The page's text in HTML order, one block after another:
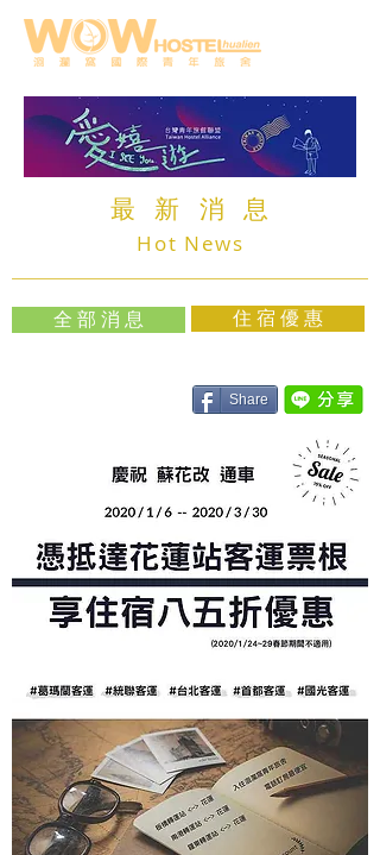
最 新 消 息
Hot News
全 部 消 息 住 宿 優 惠
Share